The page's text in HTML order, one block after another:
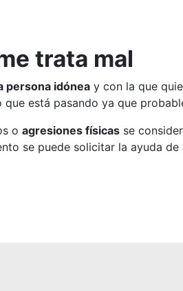
trata mal
persona idónea y con la que
está pasando ya que
o agresiones físicas se
se puede solicitar la ayuda